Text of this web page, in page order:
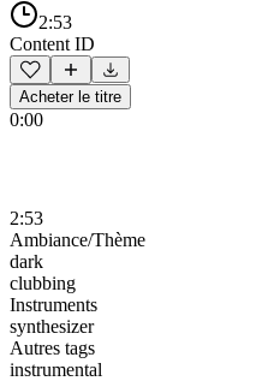
2:53
Content ID
Acheter le titre
0:00
2:53
Ambiance/Thème
dark
clubbing
Instruments
synthesizer
Autres tags
instrumental